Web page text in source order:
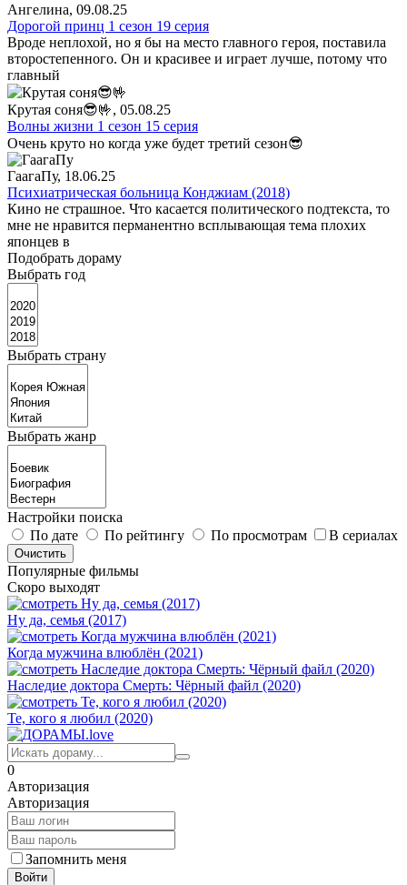
Ангелина, 09.08.25
Дорогой принц 1 сезон 19 серия
Вроде неплохой, но я бы на место главного героя, поставила
второстепенного. Он и красивее и играет лучше, потому что
главный
Крутая соня😎🤟, 05.08.25
Волны жизни 1 сезон 15 серия
Очень круто но когда уже будет третий сезон😎
ГаагаПу, 18.06.25
Психиатрическая больница Конджиам (2018)
Кино не страшное. Что касается политического подтекста, то
мне не нравится перманентно всплывающая тема плохих
японцев в
Подобрать дораму
Выбрать год
Выбрать страну
Выбрать жанр
Настройки поиска
По дате
По рейтингу По просмотрам В сериалах
Популярные фильмы
Скоро выходят
Ну да, семья (2017)
Когда мужчина влюблён (2021)
Наследие доктора Смерть: Чёрный файл (2020)
Те, кого я любил (2020)
0
Авторизация
Авторизация
Запомнить меня
Войти